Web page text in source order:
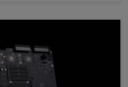
AI 原生存储的加密、压缩、完